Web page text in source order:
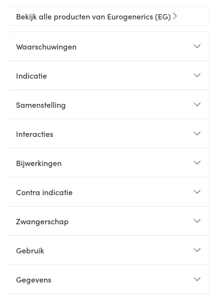
Bekijk alle producten van Eurogenerics (EG)
Waarschuwingen
Indicatie
Samenstelling
Interacties
Bijwerkingen
Contra indicatie
Zwangerschap
Gebruik
Gegevens